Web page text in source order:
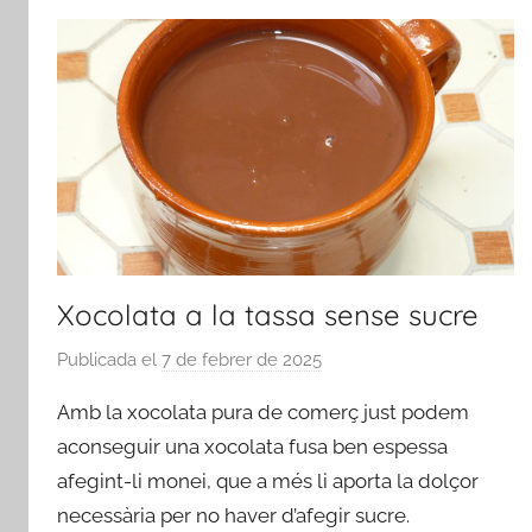
Xocolata a la tassa sense sucre
Publicada el 7 de febrer de 2025
r
a
d
m
Amb la xocolata pura de comerç just podem
aconseguir una xocolata fusa ben espessa
afegint-li monei, que a més li aporta la dolçor
necessària per no haver d’afegir sucre.